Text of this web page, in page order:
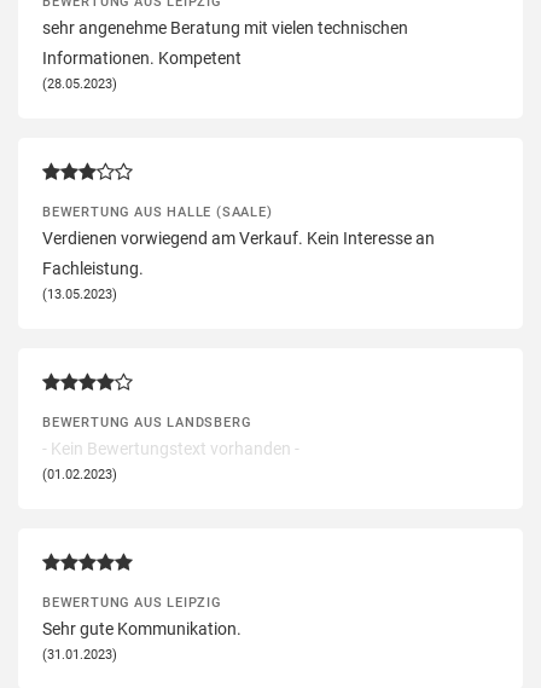
sehr angenehme Beratung mit vielen technischen
Informationen. Kompetent
(28.05.2023)
BEWERTUNG AUS HALLE (SAALE)
Verdienen vorwiegend am Verkauf. Kein Interesse an
Fachleistung.
(13.05.2023)
BEWERTUNG AUS LANDSBERG
- Kein Bewertungstext vorhanden -
(01.02.2023)
BEWERTUNG AUS LEIPZIG
Sehr gute Kommunikation.
(31.01.2023)